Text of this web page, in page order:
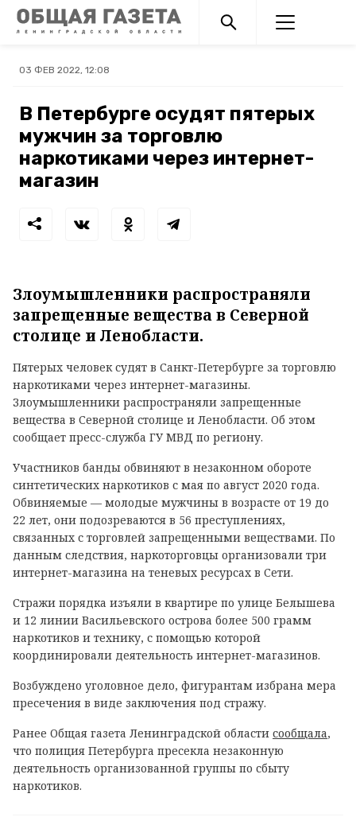
03 ФЕВ 2022, 12:08
В Петербурге осудят пятерых
мужчин за торговлю
наркотиками через интернет-
магазин
Злоумышленники распространяли
запрещенные вещества в Северной
столице и Ленобласти.
Пятерых человек судят в Санкт-Петербурге за торговлю
наркотиками через интернет-магазины.
Злоумышленники распространяли запрещенные
вещества в Северной столице и Ленобласти. Об этом
сообщает пресс-служба ГУ МВД по региону.
Участников банды обвиняют в незаконном обороте
синтетических наркотиков с мая по август 2020 года.
Обвиняемые — молодые мужчины в возрасте от 19 до
22 лет, они подозреваются в 56 преступлениях,
связанных с торговлей запрещенными веществами. По
данным следствия, наркоторговцы организовали три
интернет-магазина на теневых ресурсах в Сети.
Стражи порядка изъяли в квартире по улице Белышева
и 12 линии Васильевского острова более 500 грамм
наркотиков и технику, с помощью которой
координировали деятельность интернет-магазинов.
Возбуждено уголовное дело, фигурантам избрана мера
пресечения в виде заключения под стражу.
Ранее Общая газета Ленинградской области сообщала,
что полиция Петербурга пресекла незаконную
деятельность организованной группы по сбыту
наркотиков.